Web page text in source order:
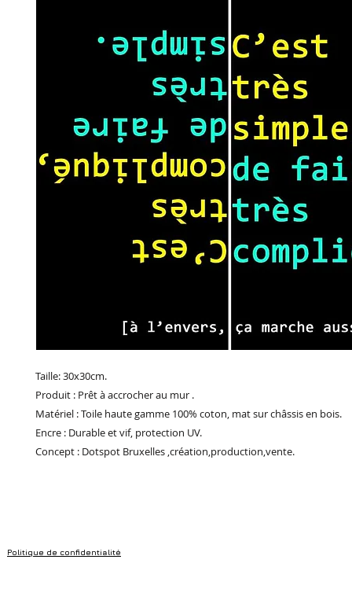
Taille: 30x30cm.
Produit : Prêt à accrocher au mur .
Matériel : Toile haute gamme 100% coton, mat sur châssis en bois.
Encre : Durable et vif, protection UV.
Concept : Dotspot Bruxelles ,création,production,vente.
Politique de confidentialité